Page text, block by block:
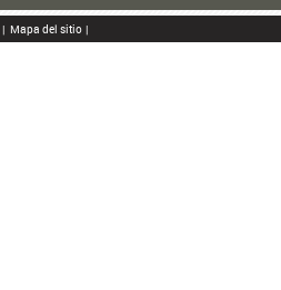
| Mapa del sitio |